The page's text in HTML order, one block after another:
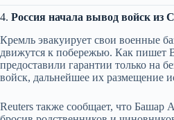
4. Россия начала вывод войск из
Кремль эвакуирует свои военные
движутся к побережью. Как пишет
предоставили гарантии только на
войск, дальнейшее их размещение
Reuters также сообщает, что Башар